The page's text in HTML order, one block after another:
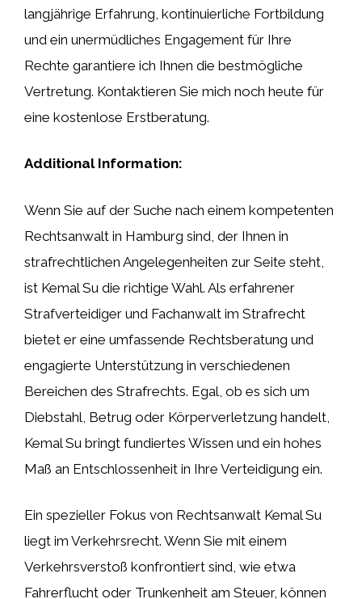
langjährige Erfahrung, kontinuierliche Fortbildung
und ein unermüdliches Engagement für Ihre
Rechte garantiere ich Ihnen die bestmögliche
Vertretung. Kontaktieren Sie mich noch heute für
eine kostenlose Erstberatung.
Additional Information:
Wenn Sie auf der Suche nach einem kompetenten
Rechtsanwalt in Hamburg sind, der Ihnen in
strafrechtlichen Angelegenheiten zur Seite steht,
ist Kemal Su die richtige Wahl. Als erfahrener
Strafverteidiger und Fachanwalt im Strafrecht
bietet er eine umfassende Rechtsberatung und
engagierte Unterstützung in verschiedenen
Bereichen des Strafrechts. Egal, ob es sich um
Diebstahl, Betrug oder Körperverletzung handelt,
Kemal Su bringt fundiertes Wissen und ein hohes
Maß an Entschlossenheit in Ihre Verteidigung ein.
Ein spezieller Fokus von Rechtsanwalt Kemal Su
liegt im Verkehrsrecht. Wenn Sie mit einem
Verkehrsverstoß konfrontiert sind, wie etwa
Fahrerflucht oder Trunkenheit am Steuer, können